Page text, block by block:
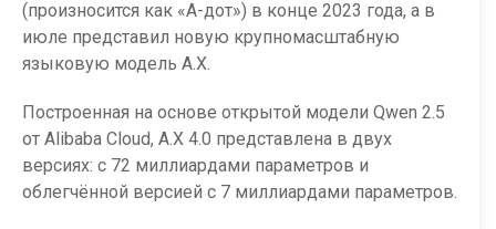
(произносится как «А-дот») в конце 2023 года, а в
июле представил новую крупномасштабную
языковую модель A.X.
Построенная на основе открытой модели Qwen 2.5
от Alibaba Cloud, A.X 4.0 представлена в двух
версиях: с 72 миллиардами параметров и
облегчённой версией с 7 миллиардами параметров.